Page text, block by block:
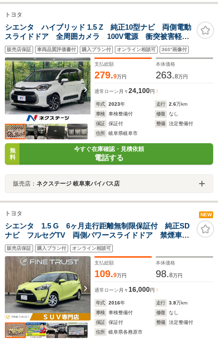
トヨタ
シエンタ ハイブリッド 1.5 Z 純正10型ナビ 両側電動
スライドドア 全周囲カメラ 100V電源 衝突被害軽減
システム レーダークルーズ コーナーセンサー スマ
ートキー LEDヘッド ETC2.0 純正15インチアルミ
販売店保証 車両品質評価書付 購入プラン付 オンライン相談可 360°画像付
支払総額
279.9万円
本体価格
263.8万円
通常ローン 月々24,100円
年式 2023年 走行 2.6万km
車検
車検整備付 修復
なし
保証
保証付 整備
法定整備付
住所
岐阜県岐阜市
無
料
今すぐ在庫確認・見積依頼
電話する
販売店： ネクステージ 岐阜東バイパス店
トヨタ NEW
シエンタ 1.5 G 6ヶ月走行距離無制限保証付 純正SD
ナビ フルセグTV 両側パワースライドドア 禁煙車
ETC バックカメラ 衝突軽減ブレーキ Bluetooth ス
マートキー オートマチックハイビーム 電動格納ミラ
ー 盗難防止装置
販売店保証 購入プラン付 オンライン相談可
支払総額
109.9万円
本体価格
98.8万円
通常ローン 月々16,000円
年式 2016年 走行 3.8万km
車検
車検整備付 修復
なし
保証
保証付 整備
法定整備付
住所
岐阜県各務原市